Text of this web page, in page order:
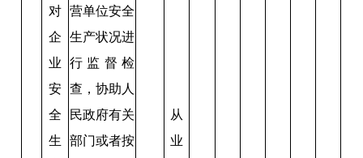
对
企
业
安
全
生
营单位安全
生产状况进
行监督检
查，协助人
民政府有关
部门或者按
从
业